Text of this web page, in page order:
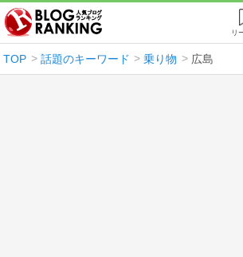
リ
TOP 話題のキーワード 乗り物 広島